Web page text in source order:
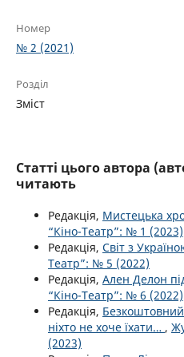
Номер
№ 2 (2021)
Розділ
Зміст
Статті цього автора
читають
Редакція, Мистецька
“Кіно-Театр”: № 1 (2023)
Редакція, Світ з
Театр”: № 5 (2022)
Редакція, Ален Делон
“Кіно-Театр”: № 6 (2022)
Редакція,
ніхто не хоче їхати… ,
(2023)